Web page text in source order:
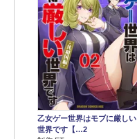
乙女ゲー世界はモブに厳しい
世界です【…2